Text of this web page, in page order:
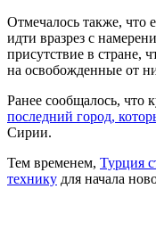
Отмечалось также, что
идти вразрез с
присутствие в стране,
на освобожденные от
Ранее сообщалось, что
последний город,
Сирии.
Тем временем, Турция
технику для начала